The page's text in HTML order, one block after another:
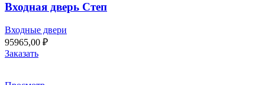
Входная дверь Степ
Входные двери
95965,00 ₽
Заказать